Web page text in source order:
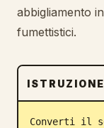
Prezzi
Blog
abbigliamento
fumettistici.
ISTRUZIONE
Converti il